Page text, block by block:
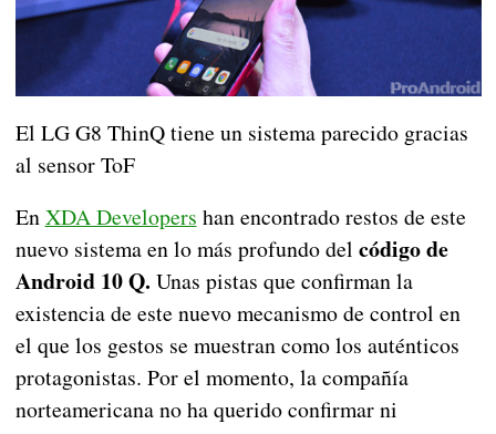
El LG G8 ThinQ tiene un sistema parecido gracias
al sensor ToF
EnXDA Developers han encontrado restos de este
nuevo sistema en lo más profundo del código de
Android 10 Q. Unas pistas que confirman la
existencia de este nuevo mecanismo de control en
el que los gestos se muestran como los auténticos
protagonistas. Por el momento, la compañía
norteamericana no ha querido confirmar ni